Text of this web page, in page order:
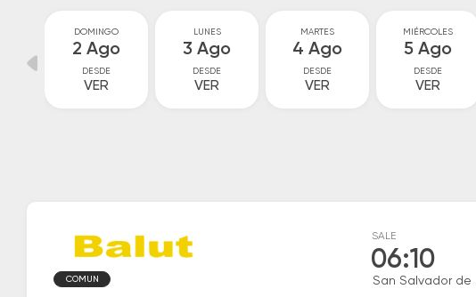
DOMINGO
2 Ago
DESDE
VER
LUNES
3 Ago
DESDE
VER
MARTES
4 Ago
DESDE
VER
MIÉRCOLES
5 Ago
DESDE
VER
SALE
06:10
San Salvador de
COMUN